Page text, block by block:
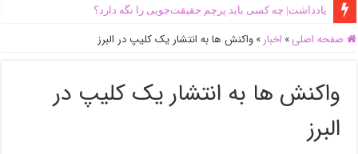
یادداشت| ‌چه کسی باید پرچم حقیقت‌جویی را نگه دارد؟
صفحه اصلی » اخبار » واکنش ها به انتشار یک کلیپ در البرز
واکنش ها به انتشار یک کلیپ در
البرز